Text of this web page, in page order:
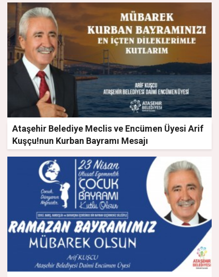
Ataşehir Belediye Meclis ve Encümen Üyesi Arif
Kuşçu!nun Kurban Bayramı Mesajı